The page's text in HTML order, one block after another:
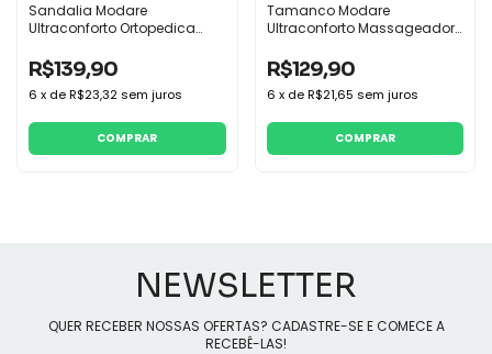
Sandalia Modare
Ultraconforto Ortopedica
R$139,90
6 x deR$23,32 sem juros
COMPRAR
Tamanco Modare
Ultraconforto Massageador
R$129,90
6 x deR$21,65 sem juros
COMPRAR
NEWSLETTER
QUER RECEBER NOSSAS OFERTAS? CADASTRE-SE E COMECE A
RECEBÊ-LAS!